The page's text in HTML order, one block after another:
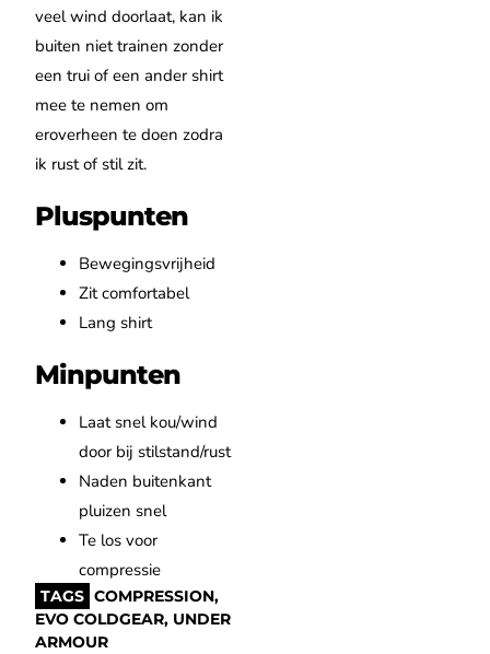
veel wind doorlaat, kan ik
buiten niet trainen zonder
een trui of een ander shirt
mee te nemen om
eroverheen te doen zodra
ik rust of stil zit.
Pluspunten
Bewegingsvrijheid
Zit comfortabel
Lang shirt
Minpunten
Laat snel kou/wind
door bij stilstand/rust
Naden buitenkant
pluizen snel
Te los voor
compressie
TAGS COMPRESSION,
EVO COLDGEAR, UNDER
ARMOUR